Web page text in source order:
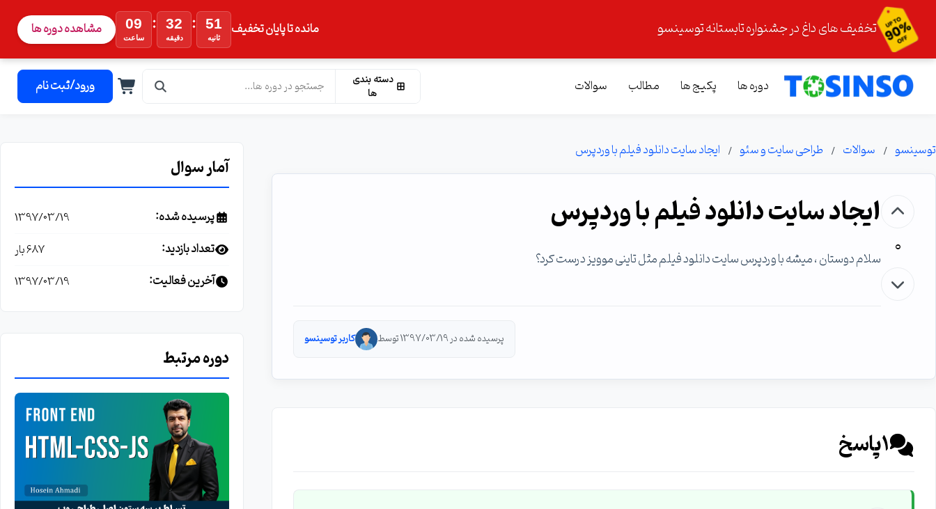
تخفیف های داغ در جشنواره تابستانه توسینسو مانده تا پایان تخفیف 09
ساعت
: 32
دقیقه
: 50
ثانیه مشاهده دوره ها
دوره ها پکیج ها مطالب سوالات
دسته بندی
ها
ورود/ثبت نام
توسینسو سوالات طراحی سایت و سئو ایجاد سایت دانلود فیلم با وردپرس
0
ایجاد سایت دانلود فیلم با وردپرس
سلام دوستان ، میشه با وردپرس سایت دانلود فیلم مثل تاینی موویز درست کرد؟
پرسیده شده در 1397/03/19 توسط کاربر توسینسو
1پاسخ
آمار سوال
پرسیده شده: 1397/03/19
تعداد بازدید: 687 بار
آخرین فعالیت: 1397/03/19
دوره مرتبط